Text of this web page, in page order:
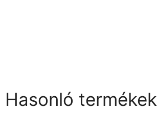
Hasonló termékek